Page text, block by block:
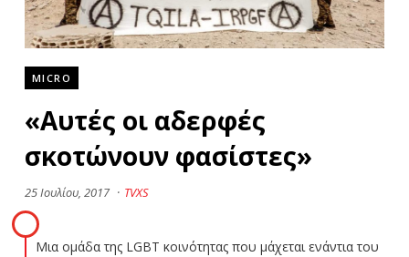
MICRO
«Αυτές οι αδερφές
σκοτώνουν φασίστες»
25 Ιουλίου, 2017 · TVXS
Μια ομάδα της LGBT κοινότητας που μάχεται ενάντια του